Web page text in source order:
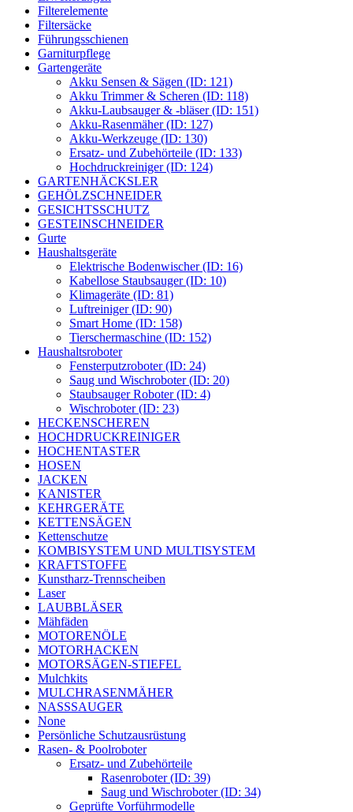
Filterelemente
Filtersäcke
Führungsschienen
Garniturpflege
Gartengeräte
Akku Sensen & Sägen (ID: 121)
Akku Trimmer & Scheren (ID: 118)
Akku-Laubsauger & -bläser (ID: 151)
Akku-Rasenmäher (ID: 127)
Akku-Werkzeuge (ID: 130)
Ersatz- und Zubehörteile (ID: 133)
Hochdruckreiniger (ID: 124)
GARTENHÄCKSLER
GEHÖLZSCHNEIDER
GESICHTSSCHUTZ
GESTEINSCHNEIDER
Gurte
Haushaltsgeräte
Elektrische Bodenwischer (ID: 16)
Kabellose Staubsauger (ID: 10)
Klimageräte (ID: 81)
Luftreiniger (ID: 90)
Smart Home (ID: 158)
Tierschermaschine (ID: 152)
Haushaltsroboter
Fensterputzroboter (ID: 24)
Saug und Wischroboter (ID: 20)
Staubsauger Roboter (ID: 4)
Wischroboter (ID: 23)
HECKENSCHEREN
HOCHDRUCKREINIGER
HOCHENTASTER
HOSEN
JACKEN
KANISTER
KEHRGERÄTE
KETTENSÄGEN
Kettenschutze
KOMBISYSTEM UND MULTISYSTEM
KRAFTSTOFFE
Kunstharz-Trennscheiben
Laser
LAUBBLÄSER
Mähfäden
MOTORENÖLE
MOTORHACKEN
MOTORSÄGEN-STIEFEL
Mulchkits
MULCHRASENMÄHER
NASSSAUGER
None
Persönliche Schutzausrüstung
Rasen- & Poolroboter
Ersatz- und Zubehörteile
Rasenroboter (ID: 39)
Saug und Wischroboter (ID: 34)
Geprüfte Vorführmodelle